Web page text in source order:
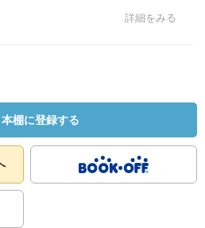
いびき」（「浮雲」は、余裕が
か…？と思うところもありました
って面白かった～。
詳細をみる
本棚に登録する